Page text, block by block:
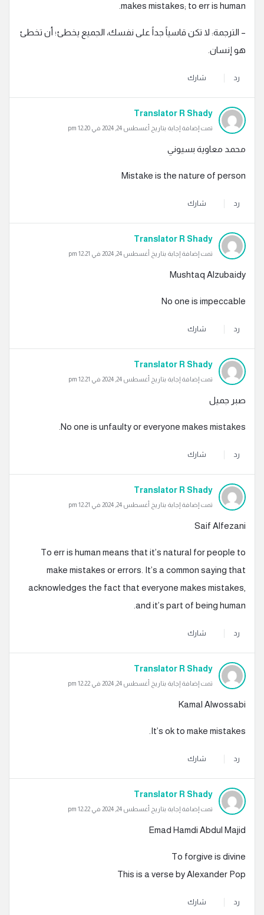
makes mistakes; to err is human.
– الترجمة: لا تكن قاسياً جداً على نفسك، الجميع يخطئ؛ أن تخطئ
هو إنسان.
رد شارك
Translator R Shady
تمت إضافة إجابة بتاريخ أغسطس 24, 2024 في 12:20 pm
محمد معاوية بسيوني
Mistake is the nature of person
رد شارك
Translator R Shady
تمت إضافة إجابة بتاريخ أغسطس 24, 2024 في 12:21 pm
Mushtaq Alzubaidy
No one is impeccable
رد شارك
Translator R Shady
تمت إضافة إجابة بتاريخ أغسطس 24, 2024 في 12:21 pm
صبر جميل
No one is unfaulty or everyone makes mistakes.
رد شارك
Translator R Shady
تمت إضافة إجابة بتاريخ أغسطس 24, 2024 في 12:21 pm
Saif Alfezani
To err is human means that it’s natural for people to
make mistakes or errors. It’s a common saying that
acknowledges the fact that everyone makes mistakes,
and it’s part of being human.
رد شارك
Translator R Shady
تمت إضافة إجابة بتاريخ أغسطس 24, 2024 في 12:22 pm
Kamal Alwossabi
It’s ok to make mistakes.
رد شارك
Translator R Shady
تمت إضافة إجابة بتاريخ أغسطس 24, 2024 في 12:22 pm
Emad Hamdi Abdul Majid
To forgive is divine
This is a verse by Alexander Pop
رد شارك